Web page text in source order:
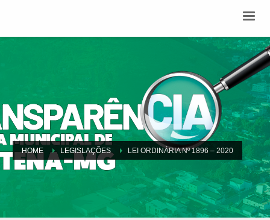
HOME LEGISLAÇÕES LEI ORDINÁRIA Nº 1896 – 2020